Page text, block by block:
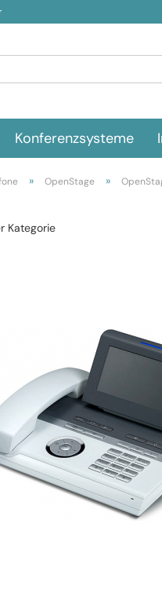
Konferenzsysteme
» OpenStage »
Kategorie